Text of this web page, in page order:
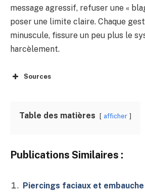
message agressif, refuser une «
poser une limite claire. Chaque
minuscule, fissure un peu plus le
harcèlement.
Sources
Table des matières afficher
Publications Similaires :
Piercings faciaux et